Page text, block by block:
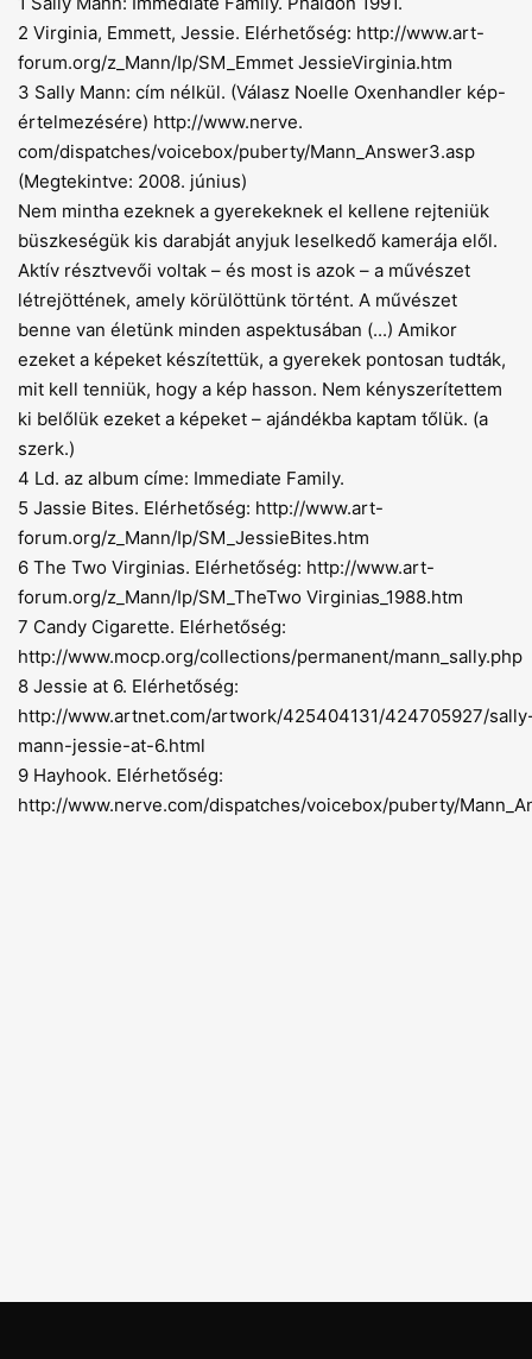
2 Virginia, Emmett, Jessie. Elérhetőség: http://www.art-
forum.org/z_Mann/Ip/SM_Emmet JessieVirginia.htm
3 Sally Mann: cím nélkül. (Válasz Noelle Oxenhandler kép-
értelmezésére) http://www.nerve.
com/dispatches/voicebox/puberty/Mann_Answer3.asp
(Megtekintve: 2008. június)
Nem mintha ezeknek a gyerekeknek el kellene rejteniük
büszkeségük kis darabját anyjuk leselkedő kamerája elől.
Aktív résztvevői voltak – és most is azok – a művészet
létrejöttének, amely körülöttünk történt. A művészet
benne van életünk minden aspektusában (...) Amikor
ezeket a képeket készítettük, a gyerekek pontosan tudták,
mit kell tenniük, hogy a kép hasson. Nem kényszerítettem
ki belőlük ezeket a képeket – ajándékba kaptam tőlük. (a
szerk.)
4 Ld. az album címe: Immediate Family.
5 Jassie Bites. Elérhetőség: http://www.art-
forum.org/z_Mann/Ip/SM_JessieBites.htm
6 The Two Virginias. Elérhetőség: http://www.art-
forum.org/z_Mann/Ip/SM_TheTwo Virginias_1988.htm
7 Candy Cigarette. Elérhetőség:
http://www.mocp.org/collections/permanent/mann_sally.php
8 Jessie at 6. Elérhetőség:
http://www.artnet.com/artwork/425404131/424705927/
mann-jessie-at-6.html
9 Hayhook. Elérhetőség:
http://www.nerve.com/dispatches/voicebox/puberty/